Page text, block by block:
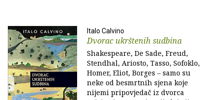
Italo Calvino
Dvorac ukrštenih sudbina
Shakespeare, De Sade, Freud,
Stendhal, Ariosto, Tasso, Sofoklo,
Homer, Eliot, Borges – samo su
neke od besmrtnih sjena koje
nijemi pripovjedač iz dvorca